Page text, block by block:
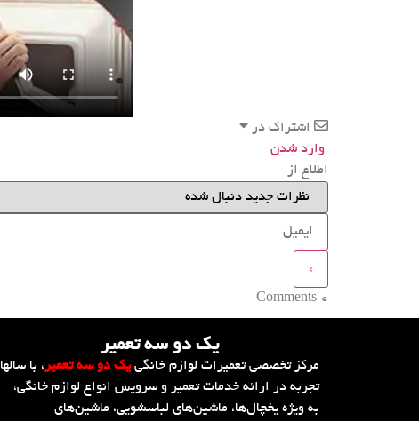
اشتراک در
وارد شدن
اطلاع از
0
یک دو سه تعمیر
مرکز تخصصی تعمیرات لوازم خانگییک دو سه تعمیر ، با سالها
تجربه در ارائه خدمات تعمیر و سرویس انواع لوازم خانگی،
به ویژه یخچال‌ها، ماشین‌های لباسشویی، ماشین‌های